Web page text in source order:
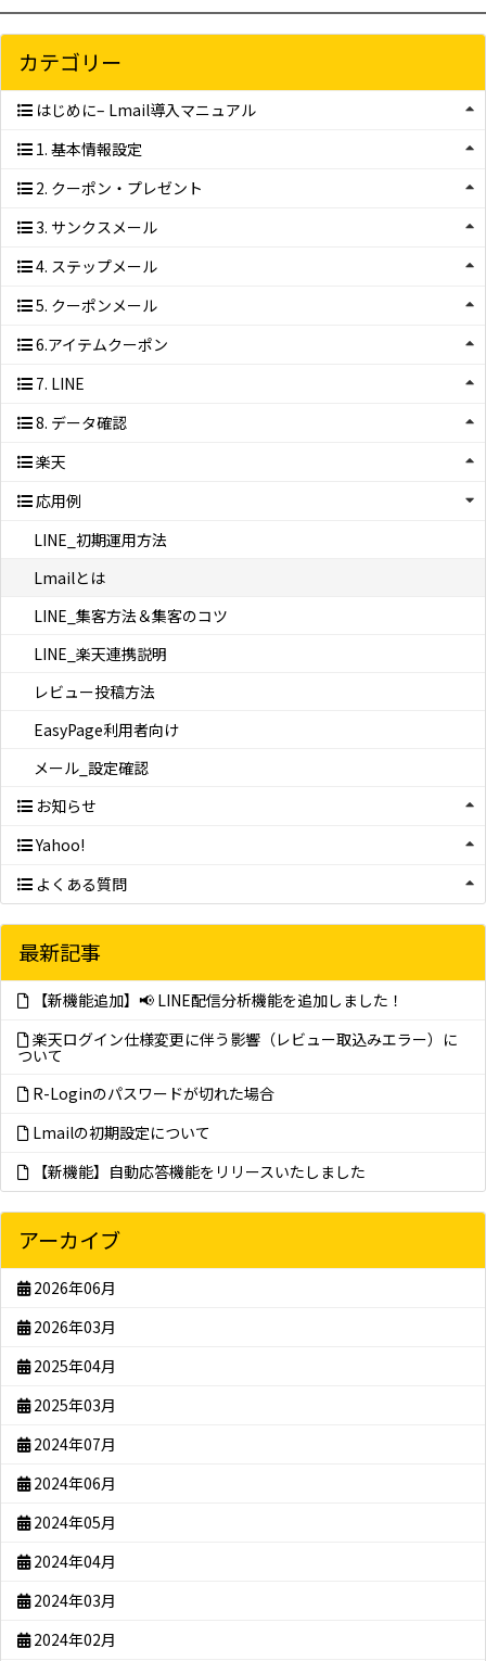
カテゴリー
はじめに– Lmail導入マニュアル
1. 基本情報設定
2. クーポン・プレゼント
3. サンクスメール
4. ステップメール
5. クーポンメール
6.アイテムクーポン
7. LINE
8. データ確認
楽天
応用例
LINE_初期運用方法
Lmailとは
LINE_集客方法＆集客のコツ
LINE_楽天連携説明
レビュー投稿方法
EasyPage利用者向け
メール_設定確認
お知らせ
Yahoo!
よくある質問
最新記事
【新機能追加】📢 LINE配信分析機能を追加しました！
楽天ログイン仕様変更に伴う影響（レビュー取込みエラー）に
ついて
R-Loginのパスワードが切れた場合
Lmailの初期設定について
【新機能】自動応答機能をリリースいたしました
アーカイブ
2026年06月
2026年03月
2025年04月
2025年03月
2024年07月
2024年06月
2024年05月
2024年04月
2024年03月
2024年02月